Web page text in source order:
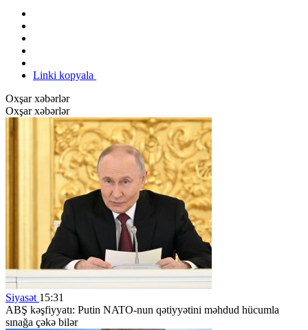
Linki kopyala
Oxşar xəbərlər
Oxşar xəbərlər
Siyasət 15:31
ABŞ kəşfiyyatı: Putin NATO-nun qətiyyətini məhdud hücumla
sınağa çəkə bilər